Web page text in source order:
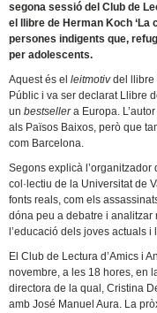
segona sessió del Club de
el llibre de Herman Koch ‘La
persones indigents que,
per adolescents.
Aquest és elleitmotivdel llibre
Públic i va ser declarat Llibre
unbestsellera Europa.
als Països Baixos, però que
com Barcelona.
Segons explicà l’organitzador
col·lectiu de la Universitat de
fonts reals, com els
dóna peu a debatre i analitzar
l’educació dels joves actuals
El Club de Lectura d’Amics i
novembre, a les 18 hores, en
directora de la qual, Cristina
amb José Manuel Aura. La